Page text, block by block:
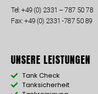
Tel:+49 (0) 2331 – 787 50 78
Fax: +49 (0) 2331 -787 50 89
UNSERE LEISTUNGEN
Tank Check
Tanksicherheit